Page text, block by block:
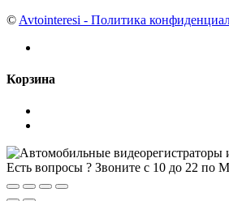
© Avtointeresi - Политика
Корзина
Есть вопросы ? Звоните с 10 до 22 по